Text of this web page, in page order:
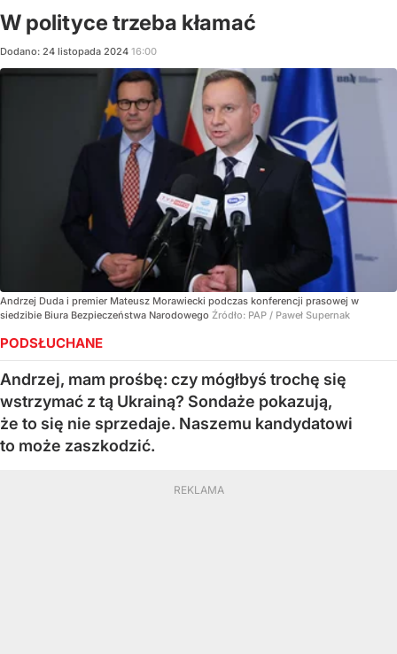
W polityce trzeba kłamać
Dodano: 24 listopada 2024 16:00
Andrzej Duda i premier Mateusz Morawiecki podczas konferencji prasowej w
siedzibie Biura Bezpieczeństwa Narodowego Źródło: PAP / Paweł Supernak
PODSŁUCHANE
Andrzej, mam prośbę: czy mógłbyś trochę się
wstrzymać z tą Ukrainą? Sondaże pokazują,
że to się nie sprzedaje. Naszemu kandydatowi
to może zaszkodzić.